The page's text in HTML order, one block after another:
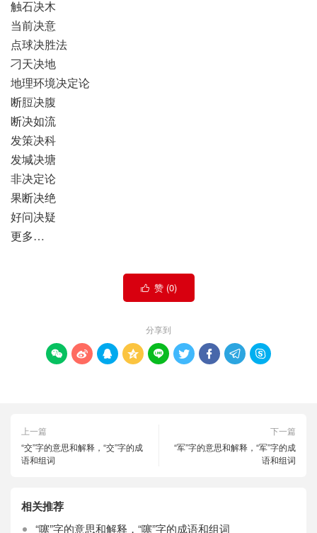
触石决木
当前决意
点球决胜法
刁天决地
地理环境决定论
断脰决腹
断决如流
发策决科
发堿决塘
非决定论
果断决绝
好问决疑
更多…
 赞 (0)
分享到
        
上一篇
“交”字的意思和解释，“交”字的成
语和组词
下一篇
“军”字的意思和解释，“军”字的成
语和组词
相关推荐
“噻”字的意思和解释，“噻”字的成语和组词